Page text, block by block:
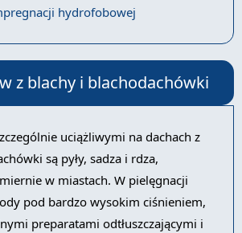
hydrofobowej
z blachy i blachodachówki
uciążliwymi na dachach z
są pyły, sadza i rdza,
w miastach. W pielęgnacji
pod bardzo wysokim ciśnieniem,
preparatami odtłuszczającymi i